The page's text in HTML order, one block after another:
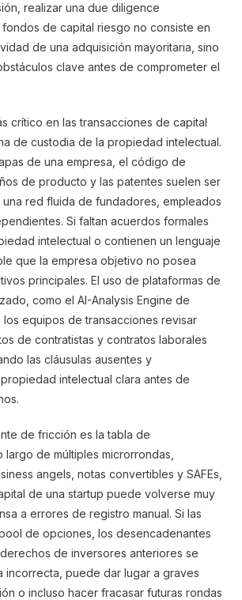
realizar una due diligence
de capital riesgo no consiste en
de una adquisición mayoritaria, sino
clave antes de comprometer el
crítico en las transacciones de capital
de custodia de la propiedad intelectual.
de una empresa, el código de
de producto y las patentes suelen ser
red fluida de fundadores, empleados
Si faltan acuerdos formales
intelectual o contienen un lenguaje
que la empresa objetivo no posea
principales. El uso de plataformas de
como el AI-Analysis Engine de
los equipos de transacciones revisar
de contratistas y contratos laborales
las cláusulas ausentes y
intelectual clara antes de
de fricción es la tabla de
largo de múltiples microrrondas,
angels, notas convertibles y SAFEs,
de una startup puede volverse muy
a errores de registro manual. Si las
de opciones, los desencadenantes
de inversores anteriores se
incorrecta, puede dar lugar a graves
o incluso hacer fracasar futuras rondas